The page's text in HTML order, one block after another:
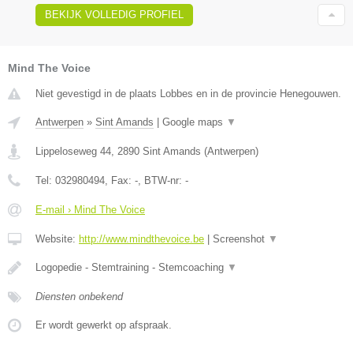
BEKIJK VOLLEDIG PROFIEL
Mind The Voice
Niet gevestigd in de plaats Lobbes en in de provincie Henegouwen.
Antwerpen » Sint Amands Google maps ▼
Lippeloseweg 44, 2890 Sint Amands (Antwerpen)
Tel: 032980494, Fax: -, BTW-nr: -
E-mail › Mind The Voice
Website: http://www.mindthevoice.be Screenshot ▼
Logopedie - Stemtraining - Stemcoaching ▼
Diensten onbekend
Er wordt gewerkt op afspraak.